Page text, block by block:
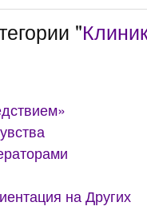
"
на Других